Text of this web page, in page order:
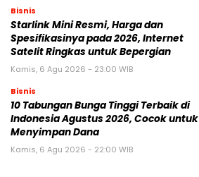
Bisnis
Starlink Mini Resmi, Harga dan
Spesifikasinya pada 2026, Internet
Satelit Ringkas untuk Bepergian
Kamis, 6 Agu 2026 - 23:00 WIB
Bisnis
10 Tabungan Bunga Tinggi Terbaik di
Indonesia Agustus 2026, Cocok untuk
Menyimpan Dana
Kamis, 6 Agu 2026 - 22:00 WIB